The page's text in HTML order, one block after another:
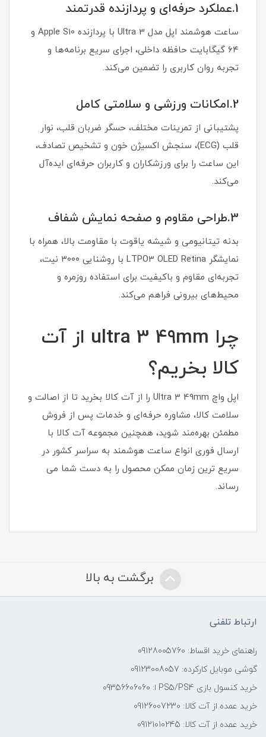
1.عملکرد حرفه‌ای و پردازنده قدرتمند
ساعت هوشمند اپل مدل Ultra 3 با پردازنده Apple S10 و
۶۴ گیگابایت حافظه داخلی، اجرای سریع برنامه‌ها و
تجربه روان کاربری را تضمین می‌کند.
2.امکانات ورزشی و سلامتی کامل
پشتیبانی از تمرینات مختلف، حسگر ضربان قلب، نوار
قلب (ECG)، سنجش اکسیژن خون و تشخیص تصادف،
این ساعت را برای ورزشکاران و کاربران حرفه‌ای ایده‌آل
می‌کند.
3.طراحی مقاوم و صفحه نمایش شفاف
بدنه تیتانیومی و شیشه یاقوت با مقاومت بالا، همراه با
نمایشگر LTPO3 OLED Retina با روشنایی ۳۰۰۰ نیت،
تجربه‌ای مقاوم و باکیفیت برای استفاده روزمره و
محیط‌های بیرونی فراهم می‌کند.
چرا ultra 3 49mm از آت
کالا بخریم؟
اپل واچ Ultra 3 49mm را از آت کالا بخرید تا از اصالت و
سلامت کالا، مشاوره حرفه‌ای و خدمات پس از فروش
مطمئن بهره‌مند شوید، همچنین مجموعه آت کالا با
ارسال فوری انواع ساعت هوشمند به سراسر کشور در
سریع ترین زمان ممکن محصول را به دست شما می
رساند.
برگشت به بالا
ارتباط تلفنی
راهنمای خرید اقساط: 09128005760
گوشی موبایل کارکرده: 09123008057
خرید کنسول بازی PS5/PS4 ا: 09356606060
خرید عمده از آت کالا: 09126007230
خرید عمده از آت کالا: 09121010245